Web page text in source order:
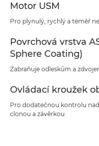
Motor USM
Pro plynulý, rychlý a téměř
Povrchová vrstva
Sphere Coating)
Zabraňuje odleskům a
Ovládací kroužek
Pro dodatečnou kontrolu
clonou a závěrkou